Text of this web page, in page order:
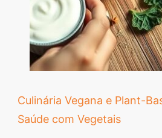
Culinária Vegana e Plant-
Saúde com Vegetais